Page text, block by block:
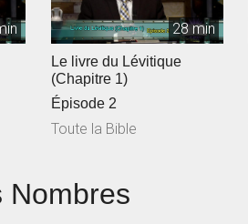
28 min
Le livre du Lévitique
(Chapitre 1)
Épisode 2
Toute la Bible
Nombres